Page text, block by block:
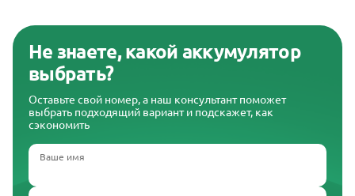
Не знаете, какой аккумулятор
выбрать?
Оставьте свой номер, а наш консультант поможет
выбрать подходящий вариант и подскажет, как
сэкономить
Ваше имя